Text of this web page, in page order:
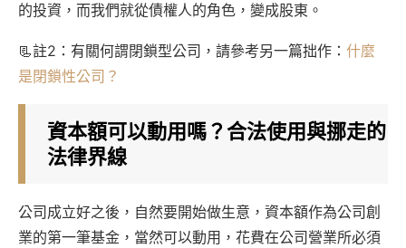
的投資，而我們就從債權人的角色，變成股東。
📃註2：有關何謂閉鎖型公司，請參考另一篇拙作： 什麼
是閉鎖性公司？
資本額可以動用嗎？合法使用與挪走的
法律界線
公司成立好之後，自然要開始做生意，資本額作為公司創
業的第一筆基金，當然可以動用，花費在公司營業所必須